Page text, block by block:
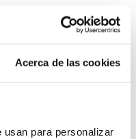
Acerca de las cookies
para personalizar